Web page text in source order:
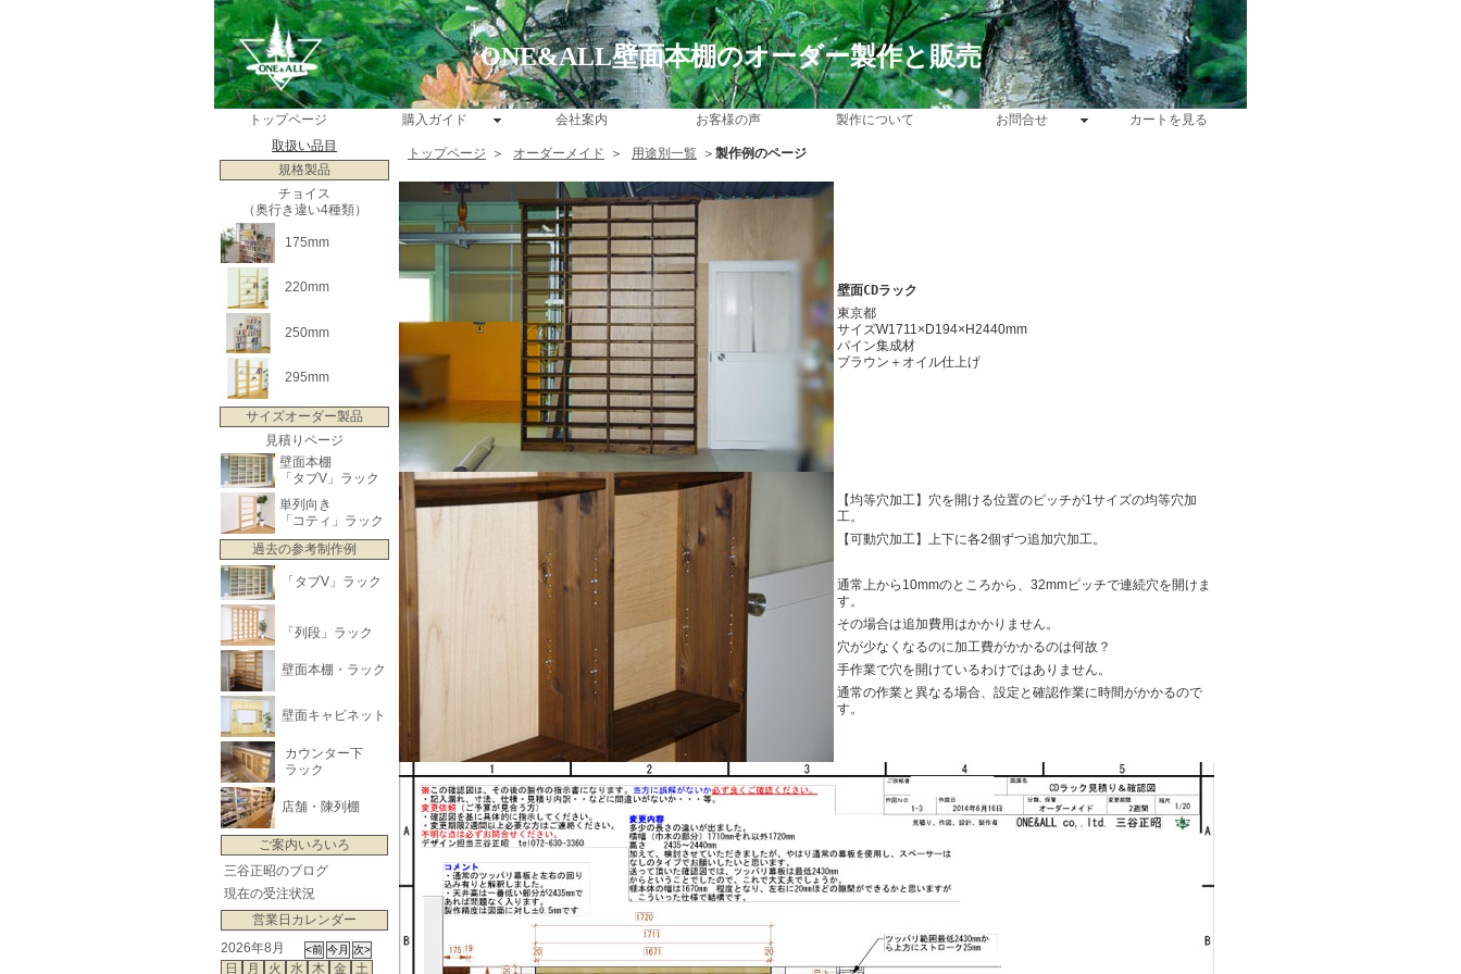
ONE&ALL壁面本棚のオーダー製作と販売
トップページ 購入ガイド 会社案内 お客様の声 製作について お問合せ
カートを見る
取扱い品目
規格製品
チョイス
（奥行き違い4種類）
175mm
220mm
250mm
295mm
サイズオーダー製品
見積りページ
壁面本棚
「タブV」ラック
単列向き
「コティ」ラック
過去の参考制作例
「タブV」ラック
「列段」ラック
壁面本棚・ラック
壁面キャビネット
カウンター下
ラック
店舗・陳列棚
ご案内いろいろ
三谷正昭のブログ
現在の受注状況
営業日カレンダー
2026年8月
日
月 火 水 木 金 土
トップページ ＞ オーダーメイド ＞ 用途別一覧 ＞ 製作例のページ
壁面CDラック
東京都
サイズW1711×D194×H2440mm
パイン集成材
ブラウン＋オイル仕上げ
【均等穴加工】穴を開ける位置のピッチが1サイズの均等穴加
工。
【可動穴加工】上下に各2個ずつ追加穴加工。
通常上から10mmのところから、32mmピッチで連続穴を開けま
す。
その場合は追加費用はかかりません。
穴が少なくなるのに加工費がかかるのは何故？
手作業で穴を開けているわけではありません。
通常の作業と異なる場合、 設定と確認作業に時間がかかるので
す。